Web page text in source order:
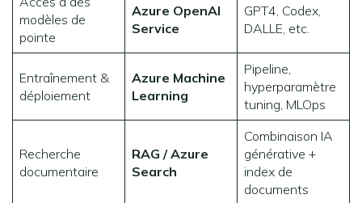
modèles de
pointe
Azure OpenAI
Service
GPT4, Codex,
DALLE, etc.
Entraînement &
déploiement
Azure Machine
Learning
Pipeline,
hyperparamètre
tuning, MLOps
Recherche
documentaire
RAG / Azure
Search
Combinaison IA
générative +
index de
documents